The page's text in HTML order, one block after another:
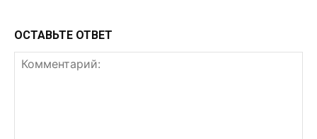
ОСТАВЬТЕ ОТВЕТ